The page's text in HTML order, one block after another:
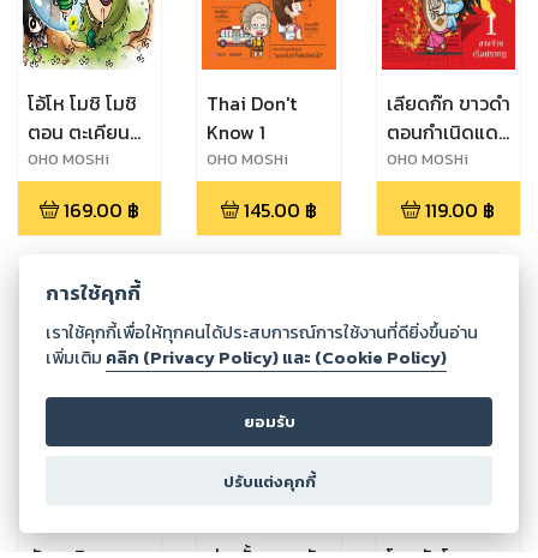
โอ้โห โมชิ โมชิ
ตอน ตะเคียน
เฮี้ยนจริงๆ
เล่ม1
OHO MOSHi
GaNG
169.00 ฿
Thai Don't
Know 1
OHO MOSHi
GaNG
145.00 ฿
เลียดก๊ก ขาวดำ
ตอนกำเนิดแดน
มังกร
OHO MOSHi
GaNG
119.00 ฿
การใช้คุกกี้
เราใช้คุกกี้เพื่อให้ทุกคนได้ประสบการณ์การใช้งานที่ดียิ่งขึ้นอ่าน
เพิ่มเติม คลิก (Privacy Policy) และ (Cookie Policy)
ยอมรับ
ปรับแต่งคุกกี้